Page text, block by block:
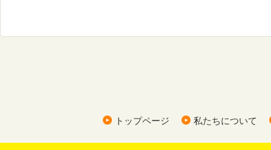
トップページ 私たちについて